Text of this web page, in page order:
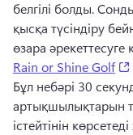
белгілі болды.
қысқа түсіндіру
өзара әрекеттесуге
Rain or Shine Golf
Бұл небәрі 30
артықшылықтарын
істейтінін